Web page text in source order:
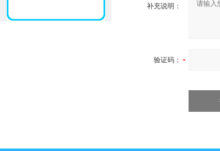
补充说明：
验证码：